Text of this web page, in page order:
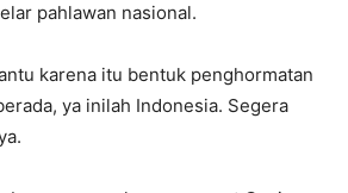
pahlawan nasional.
karena itu bentuk penghormatan
ya inilah Indonesia. Segera